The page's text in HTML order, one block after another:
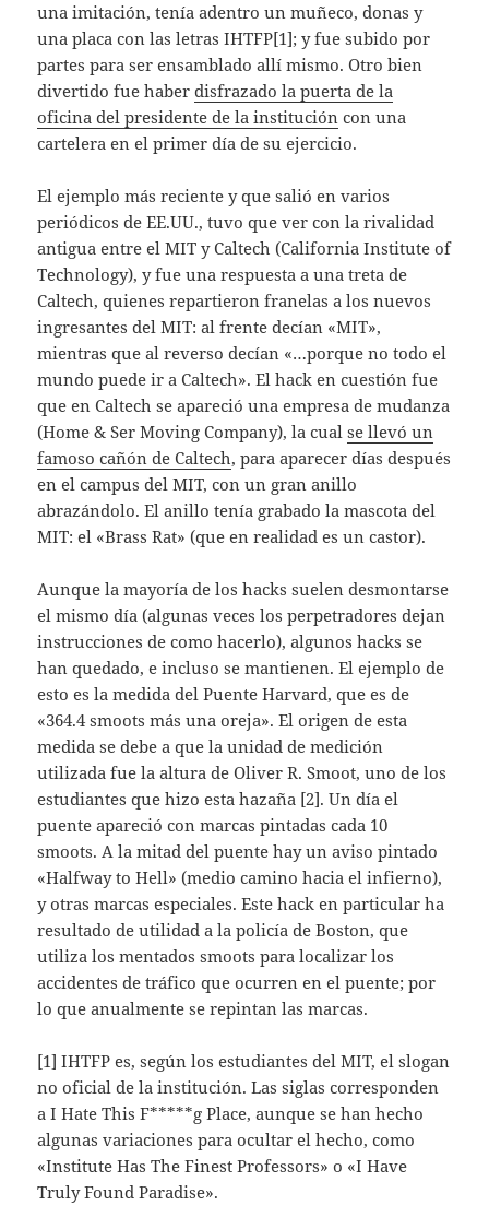
una imitación, tenía adentro un muñeco, donas y
una placa con las letras IHTFP[1]; y fue subido por
partes para ser ensamblado allí mismo. Otro bien
divertido fue haberdisfrazado la puerta de la
oficina del presidente de la institución con una
cartelera en el primer día de su ejercicio.
El ejemplo más reciente y que salió en varios
periódicos de EE.UU., tuvo que ver con la rivalidad
antigua entre el MIT y Caltech (California Institute of
Technology), y fue una respuesta a una treta de
Caltech, quienes repartieron franelas a los nuevos
ingresantes del MIT: al frente decían «MIT»,
mientras que al reverso decían «…porque no todo el
mundo puede ir a Caltech». El hack en cuestión fue
que en Caltech se apareció una empresa de mudanza
(Home & Ser Moving Company), la cualse llevó un
famoso cañón de Caltech, para aparecer días después
en el campus del MIT, con un gran anillo
abrazándolo. El anillo tenía grabado la mascota del
MIT: el «Brass Rat» (que en realidad es un castor).
Aunque la mayoría de los hacks suelen desmontarse
el mismo día (algunas veces los perpetradores dejan
instrucciones de como hacerlo), algunos hacks se
han quedado, e incluso se mantienen. El ejemplo de
esto es la medida del Puente Harvard, que es de
«364.4 smoots más una oreja». El origen de esta
medida se debe a que la unidad de medición
utilizada fue la altura de Oliver R. Smoot, uno de los
estudiantes que hizo esta hazaña [2]. Un día el
puente apareció con marcas pintadas cada 10
smoots. A la mitad del puente hay un aviso pintado
«Halfway to Hell» (medio camino hacia el infierno),
y otras marcas especiales. Este hack en particular ha
resultado de utilidad a la policía de Boston, que
utiliza los mentados smoots para localizar los
accidentes de tráfico que ocurren en el puente; por
lo que anualmente se repintan las marcas.
[1] IHTFP es, según los estudiantes del MIT, el slogan
no oficial de la institución. Las siglas corresponden
a I Hate This F*****g Place, aunque se han hecho
algunas variaciones para ocultar el hecho, como
«Institute Has The Finest Professors» o «I Have
Truly Found Paradise».